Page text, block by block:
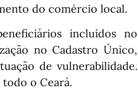
do comércio local.
incluídos no
no Cadastro Único,
de vulnerabilidade.
o Ceará.